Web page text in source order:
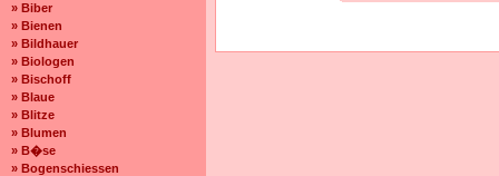
» Biber
» Bienen
» Bildhauer
» Biologen
» Bischoff
» Blaue
» Blitze
» Blumen
» B�se
» Bogenschiessen